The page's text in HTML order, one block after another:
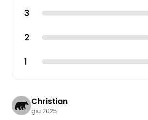
3
2
1
Christian
giu 2025